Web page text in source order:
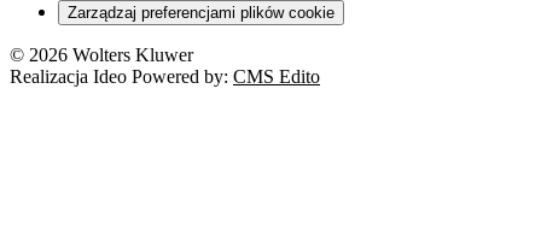
Zarządzaj preferencjami plików cookie
© 2026 Wolters Kluwer
Realizacja Ideo Powered by: CMS Edito